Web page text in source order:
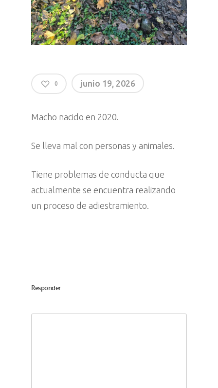
0 junio 19, 2026
Macho nacido en 2020.
Se lleva mal con personas y animales.
Tiene problemas de conducta que
actualmente se encuentra realizando
un proceso de adiestramiento.
Responder